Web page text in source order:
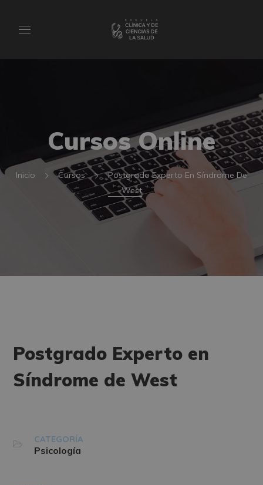
Cursos Online
Inicio Cursos
Postgrado Experto En Síndrome De
West
Postgrado Experto en
Síndrome de West
CATEGORÍA
Psicología